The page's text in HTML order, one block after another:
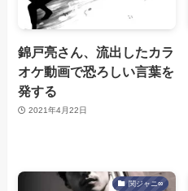
錦戸亮さん、流出したカラ
オケ動画で恐ろしい言葉を
発する
2021年4月22日
関ジャニ∞